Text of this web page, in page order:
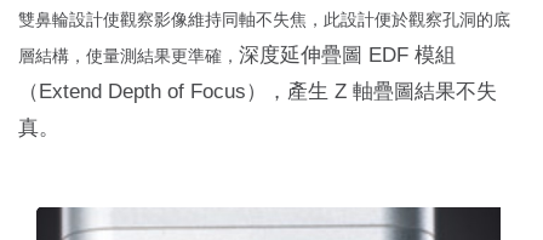
雙鼻輪設計使觀察影像維持同軸不失焦，此設計便於觀察孔洞的底
層結構，使量測結果更準確， 深度延伸疊圖 EDF 模組
（Extend Depth of Focus），產生 Z 軸疊圖結果不失
真。